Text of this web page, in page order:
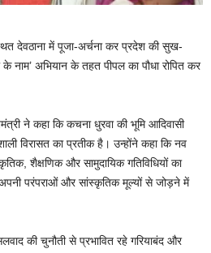
देवठाना में पूजा-अर्चना कर प्रदेश की सुख-
नाम’ अभियान के तहत पीपल का पौधा रोपित कर
ने कहा कि कचना धुरवा की भूमि आदिवासी
विरासत का प्रतीक है। उन्होंने कहा कि नव
शैक्षणिक और सामुदायिक गतिविधियों का
परंपराओं और सांस्कृतिक मूल्यों से जोड़ने में
की चुनौती से प्रभावित रहे गरियाबंद और